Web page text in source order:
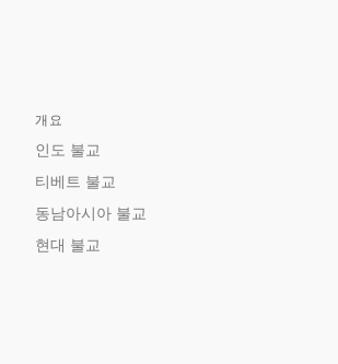
개요
인도 불교
티베트 불교
동남아시아 불교
현대 불교